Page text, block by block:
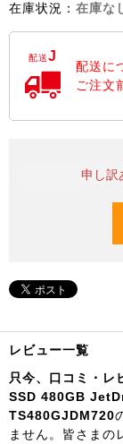
在庫状況： 在庫な
配送J
配送に
ご注文
申し訳
レビュー一覧
只今、口コミ・レ
SSD 480GB
TS480GJDM720
ません。皆さまの